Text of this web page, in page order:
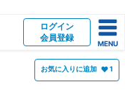
ログイン
会員登録
お気に入りに追加 1